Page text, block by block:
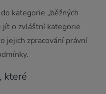
kategorie „běžných
jít o zvláštní kategorie
jejich zpracování právní
které